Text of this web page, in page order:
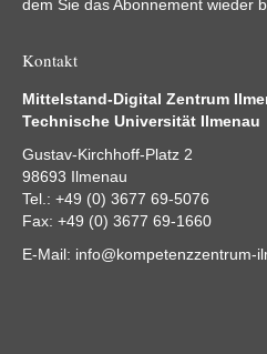
dem Sie das Abonnement wieder
Kontakt
Mittelstand-Digital Zentrum
Technische Universität Ilmenau
Gustav-Kirchhoff-Platz 2
98693 Ilmenau
Tel.: +49 (0) 3677 69-5076
Fax: +49 (0) 3677 69-1660
E-Mail: info@kompetenzzentrum-